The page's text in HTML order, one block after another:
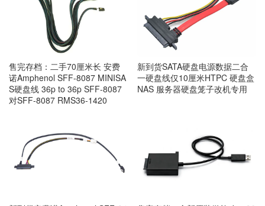
售完存档：二手70厘米长 安费
诺Amphenol SFF-8087 MINISA
S硬盘线 36p to 36p SFF-8087
对SFF-8087 RMS36-1420
新到货SATA硬盘电源数据二合
一硬盘线仅10厘米HTPC 硬盘盒
NAS 服务器硬盘笼子改机专用